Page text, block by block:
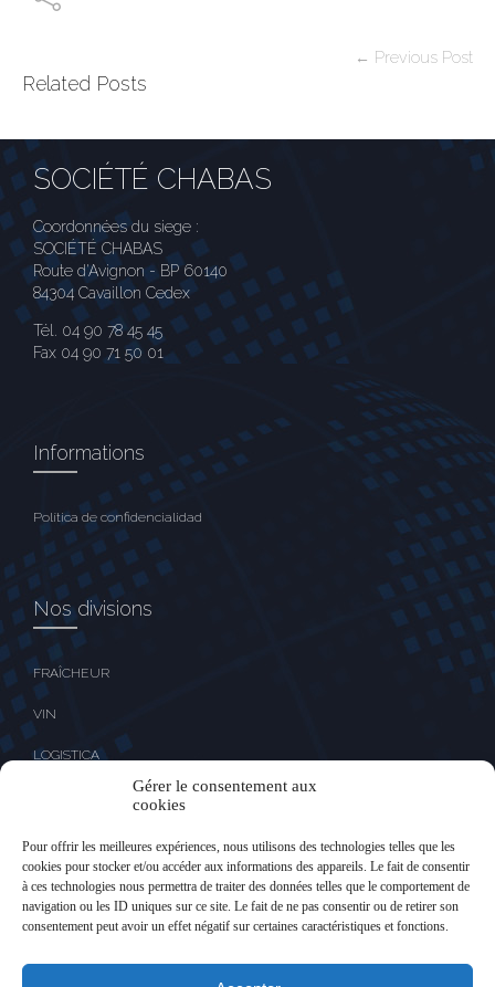
Gérer le consentement aux
cookies
Pour offrir les meilleures expériences, nous utilisons des technologies telles que les
cookies pour stocker et/ou accéder aux informations des appareils. Le fait de consentir
à ces technologies nous permettra de traiter des données telles que le comportement de
navigation ou les ID uniques sur ce site. Le fait de ne pas consentir ou de retirer son
consentement peut avoir un effet négatif sur certaines caractéristiques et fonctions.
Related Posts
← Previous Post
SOCIÉTÉ CHABAS
Coordonnées du siege :
SOCIÉTÉ CHABAS
Route d'Avignon - BP 60140
84304 Cavaillon Cedex
Tél. 04 90 78 45 45
Fax 04 90 71 50 01
Informations
Política de confidencialidad
Nos divisions
FRAÎCHEUR
VIN
LOGISTICA
Nos liens
Acceso clientes